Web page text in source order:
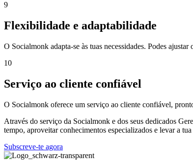
9
Flexibilidade e adaptabilidade
O Socialmonk adapta-se às tuas necessidades. Podes
10
Serviço ao cliente confiável
O Socialmonk oferece um serviço ao cliente confiável,
Através do serviço da Socialmonk e dos seus dedicados
tempo, aproveitar conhecimentos especializados e levar a
Subscreve-te agora